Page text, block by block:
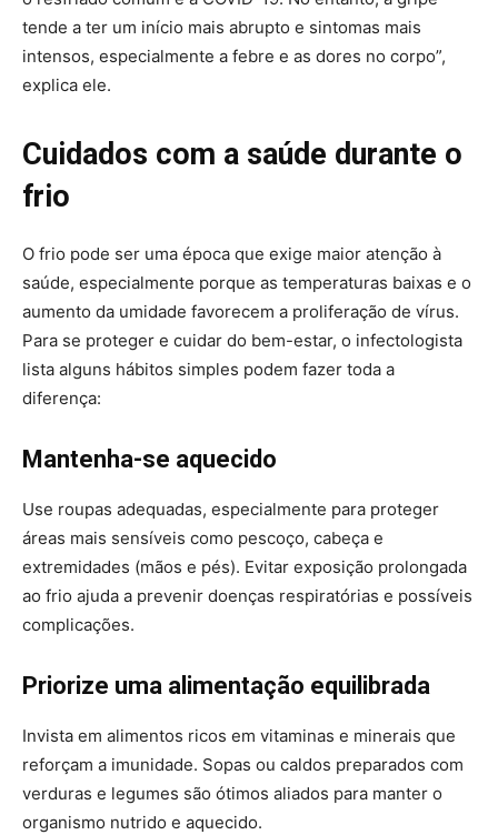
tende a ter um início mais abrupto e sintomas mais
intensos, especialmente a febre e as dores no corpo”,
explica ele.
Cuidados com a saúde durante o
frio
O frio pode ser uma época que exige maior atenção à
saúde, especialmente porque as temperaturas baixas e o
aumento da umidade favorecem a proliferação de vírus.
Para se proteger e cuidar do bem-estar, o infectologista
lista alguns hábitos simples podem fazer toda a
diferença:
Mantenha-se aquecido
Use roupas adequadas, especialmente para proteger
áreas mais sensíveis como pescoço, cabeça e
extremidades (mãos e pés). Evitar exposição prolongada
ao frio ajuda a prevenir doenças respiratórias e possíveis
complicações.
Priorize uma alimentação equilibrada
Invista em alimentos ricos em vitaminas e minerais que
reforçam a imunidade. Sopas ou caldos preparados com
verduras e legumes são ótimos aliados para manter o
organismo nutrido e aquecido.